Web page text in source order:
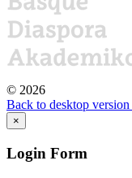
© 2026
Back to desktop version
×
Login Form